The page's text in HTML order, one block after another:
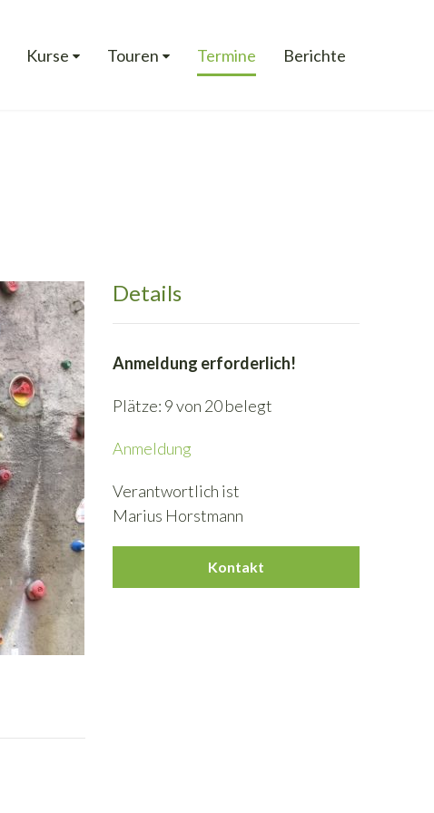
Kurse Touren Termine Berichte
Details
Anmeldung erforderlich!
Plätze: 9 von 20 belegt
Anmeldung
Verantwortlich ist
Marius Horstmann
Kontakt